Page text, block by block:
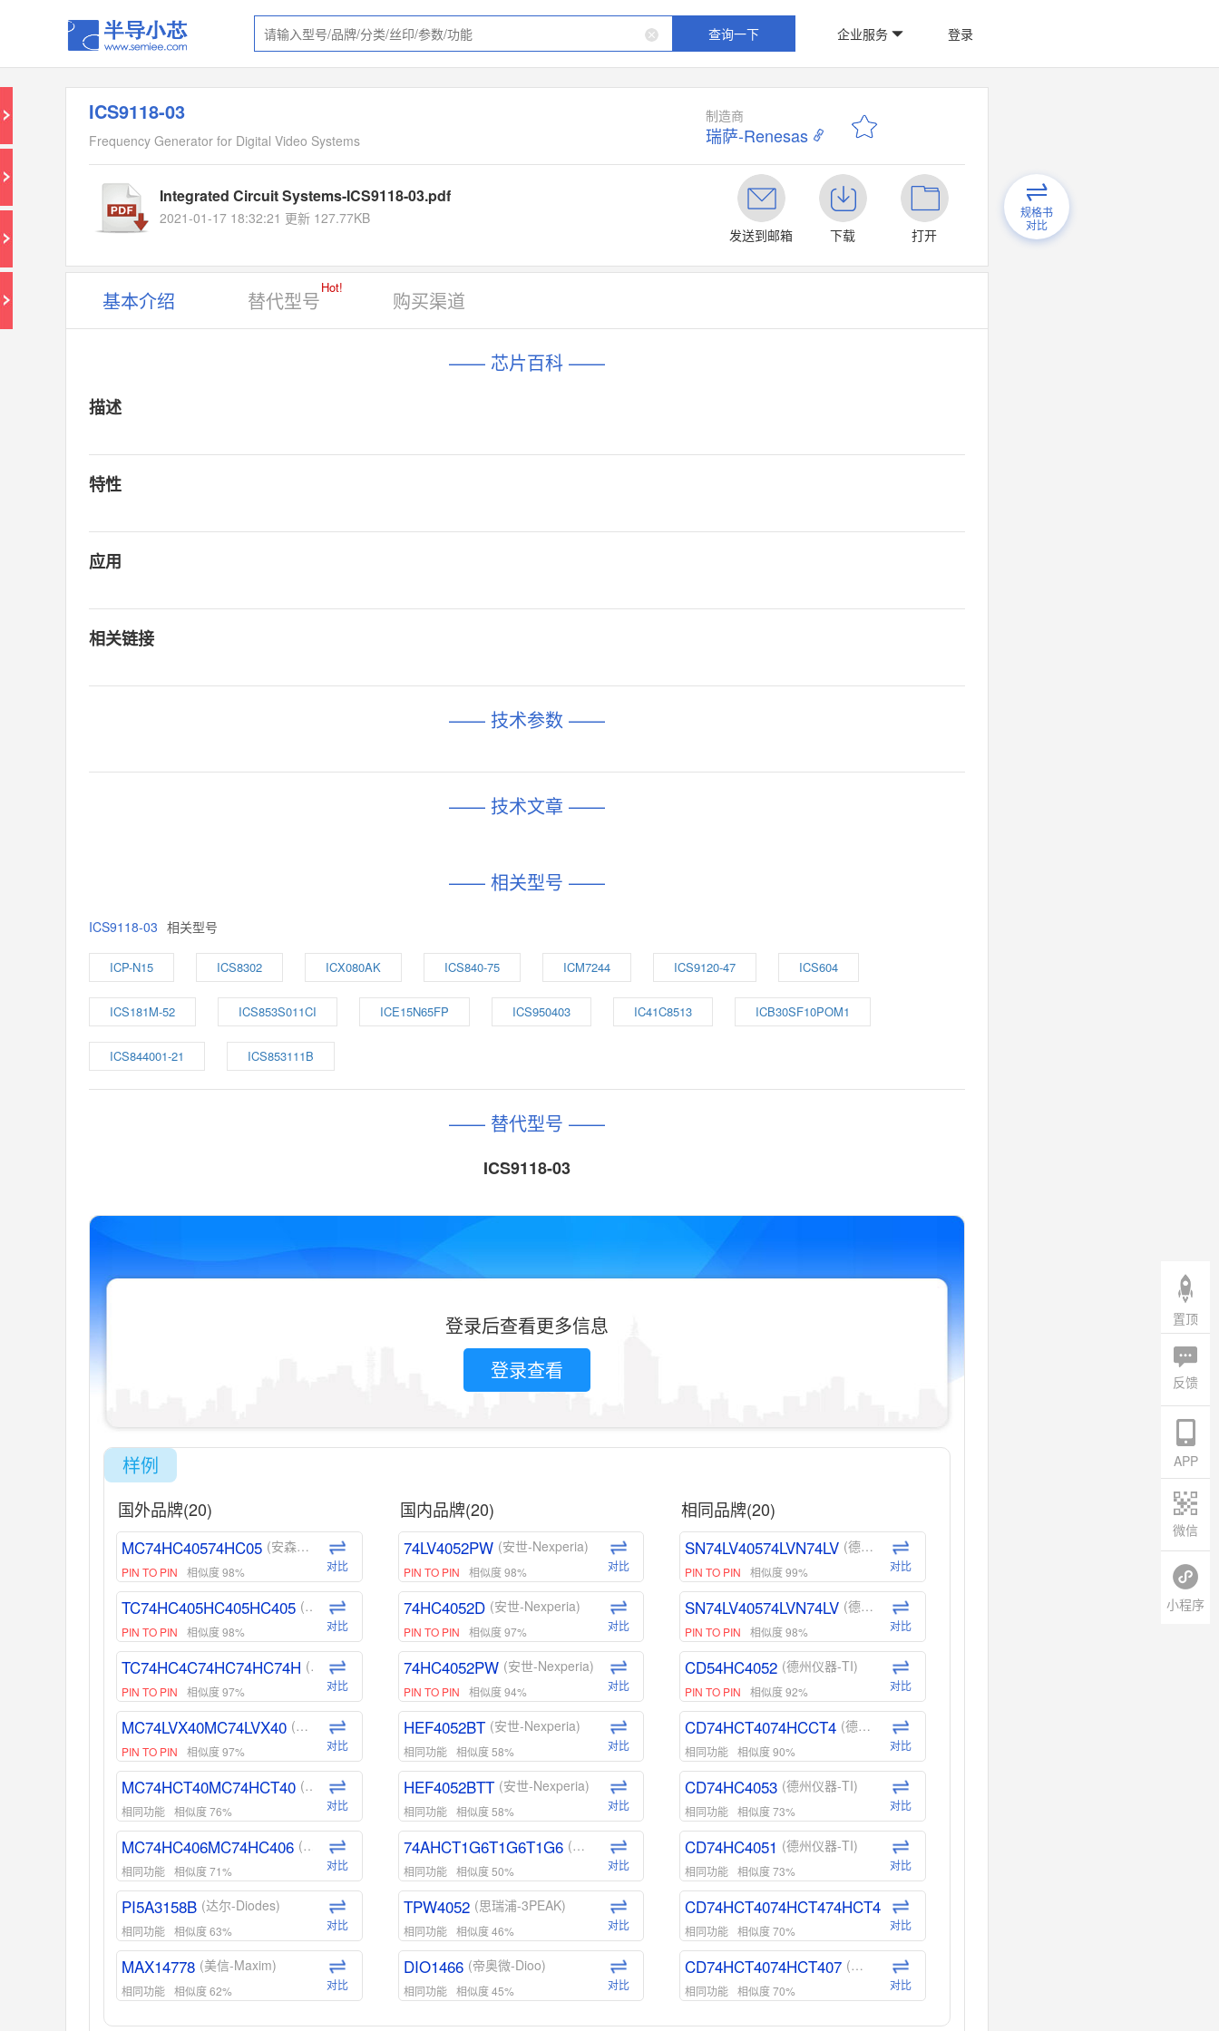
查询一下 企业服务 登录
ICS9118-03
Frequency Generator for Digital Video Systems
制造商
瑞萨-Renesas
Integrated Circuit Systems-ICS9118-03.pdf
2021-01-17 18:32:21 更新 127.77KB
发送到邮箱
下载 打开
规格书
对比
基本介绍 替代型号
Hot!
购买渠道
—— 芯片百科 ——
描述
特性
应用
相关链接
—— 技术参数 ——
—— 技术文章 ——
—— 相关型号 ——
ICS9118-03 相关型号
ICP-N15 ICS8302 ICX080AK ICS840-75 ICM7244 ICS9120-47 ICS604
ICS181M-52 ICS853S011CI ICE15N65FP ICS950403 IC41C8513 ICB30SF10POM1
ICS844001-21 ICS853111B
—— 替代型号 ——
ICS9118-03
登录后查看更多信息
登录查看
样例
国外品牌(20)
MC74HC40574HC05 (安森美-ON)
PIN TO PIN 相似度 98% 对比
TC74HC405HC405HC405 (东芝-Toshiba)
PIN TO PIN 相似度 98% 对比
TC74HC4C74HC74HC74H (东芝-Toshiba)
PIN TO PIN 相似度 97% 对比
MC74LVX40MC74LVX40 (安森美-ON)
PIN TO PIN 相似度 97% 对比
MC74HCT40MC74HCT40 (安森美-ON)
相同功能 相似度 76% 对比
MC74HC406MC74HC406 (安森美-ON)
相同功能 相似度 71% 对比
PI5A3158B (达尔-Diodes)
相同功能 相似度 63% 对比
MAX14778 (美信-Maxim)
相同功能 相似度 62% 对比
ADG1439 (亚德诺-ADI)
国内品牌(20)
74LV4052PW (安世-Nexperia)
PIN TO PIN 相似度 98% 对比
74HC4052D (安世-Nexperia)
PIN TO PIN 相似度 97% 对比
74HC4052PW (安世-Nexperia)
PIN TO PIN 相似度 94% 对比
HEF4052BT (安世-Nexperia)
相同功能 相似度 58% 对比
HEF4052BTT (安世-Nexperia)
相同功能 相似度 58% 对比
74AHCT1G6T1G6T1G6 (安世-Nexperia)
相同功能 相似度 50% 对比
TPW4052 (思瑞浦-3PEAK)
相同功能 相似度 46% 对比
DIO1466 (帝奥微-Dioo)
相同功能 相似度 45% 对比
DIO1159 (帝奥微-Dioo)
相同品牌(20)
SN74LV40574LVN74LV (德州仪器-TI)
PIN TO PIN 相似度 99% 对比
SN74LV40574LVN74LV (德州仪器-TI)
PIN TO PIN 相似度 98% 对比
CD54HC4052 (德州仪器-TI)
PIN TO PIN 相似度 92% 对比
CD74HCT4074HCCT4 (德州仪器-TI)
相同功能 相似度 90% 对比
CD74HC4053 (德州仪器-TI)
相同功能 相似度 73% 对比
CD74HC4051 (德州仪器-TI)
相同功能 相似度 73% 对比
CD74HCT4074HCT474HCT4 (德州仪器-TI)
相同功能 相似度 70% 对比
CD74HCT4074HCT407 (德州仪器-TI)
相同功能 相似度 70% 对比
CD74HCT4D74HDCT40 (德州仪器-TI)
置顶
反馈
APP
微信
小程序